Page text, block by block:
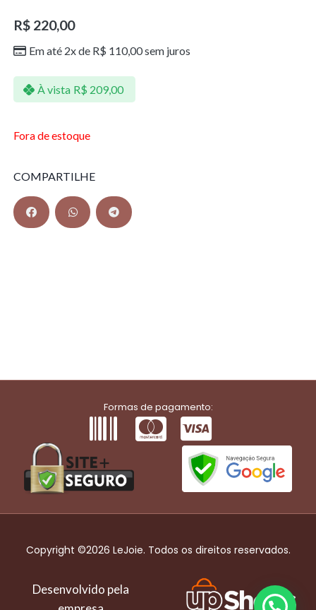
R$220,00
Em até 2x de R$ 110,00sem juros
À vista R$ 209,00
Fora de estoque
COMPARTILHE
Formas de pagamento:
Copyright ©2026 LeJoie. Todos os direitos reservados.
Desenvolvido pela